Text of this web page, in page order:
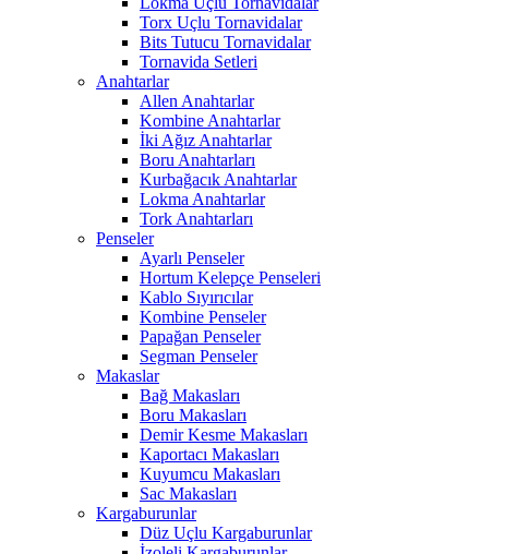
Torx Uçlu Tornavidalar
Bits Tutucu Tornavidalar
Tornavida Setleri
Anahtarlar
Allen Anahtarlar
Kombine Anahtarlar
İki Ağız Anahtarlar
Boru Anahtarları
Kurbağacık Anahtarlar
Lokma Anahtarlar
Tork Anahtarları
Penseler
Ayarlı Penseler
Hortum Kelepçe Penseleri
Kablo Sıyırıcılar
Kombine Penseler
Papağan Penseler
Segman Penseler
Makaslar
Bağ Makasları
Boru Makasları
Demir Kesme Makasları
Kaportacı Makasları
Kuyumcu Makasları
Sac Makasları
Kargaburunlar
Düz Uçlu Kargaburunlar